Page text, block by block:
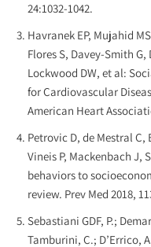
24:1032-1042.
Havranek EP, Mujahid
Flores S, Davey-Smith
Lockwood DW, et al:
for Cardiovascular
American Heart
Petrovic D, de Mestral
Vineis P, Mackenbach
behaviors to
review. Prev Med 2018,
Sebastiani GDF, P.;
Tamburini, C.; D’Errico,